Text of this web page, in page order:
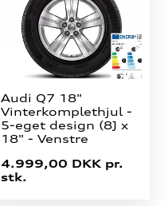
Audi Q7 18"
Vinterkomplethjul -
5-eget design (8J x
18" - Venstre
4.999,00 DKK pr.
stk.